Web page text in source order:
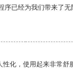
序已经为我们带来了
化，使用起来非常舒